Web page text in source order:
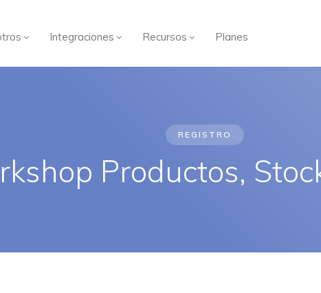
Integraciones Recursos Planes
REGISTRO
Productos,